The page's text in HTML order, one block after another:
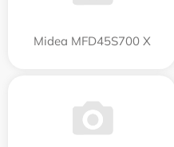
Midea MFD45S700 X